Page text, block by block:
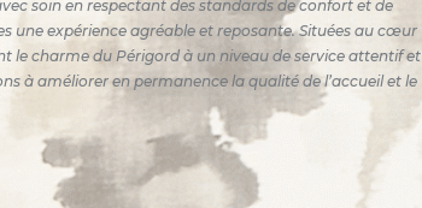
soin en respectant des standards de confort et de
une expérience agréable et reposante. Situées au cœur
le charme du Périgord à un niveau de service attentif et
à améliorer en permanence la qualité de l’accueil et le